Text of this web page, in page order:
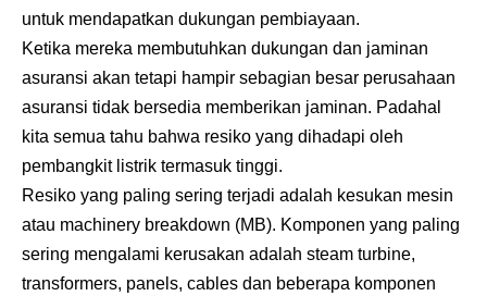
untuk mendapatkan dukungan pembiayaan.
Ketika mereka membutuhkan dukungan dan jaminan
asuransi akan tetapi hampir sebagian besar perusahaan
asuransi tidak bersedia memberikan jaminan. Padahal
kita semua tahu bahwa resiko yang dihadapi oleh
pembangkit listrik termasuk tinggi.
Resiko yang paling sering terjadi adalah kesukan mesin
atau machinery breakdown (MB). Komponen yang paling
sering mengalami kerusakan adalah steam turbine,
transformers, panels, cables dan beberapa komponen